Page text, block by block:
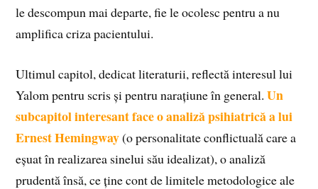
le descompun mai departe, fie le ocolesc pentru a nu
amplifica criza pacientului.
Ultimul capitol, dedicat literaturii, reflectă interesul lui
Yalom pentru scris și pentru narațiune în general.Un
subcapitol interesant face o analiză psihiatrică a lui
Ernest Hemingway(o personalitate conflictuală care a
eșuat în realizarea sinelui său idealizat), o analiză
prudentă însă, ce ține cont de limitele metodologice ale